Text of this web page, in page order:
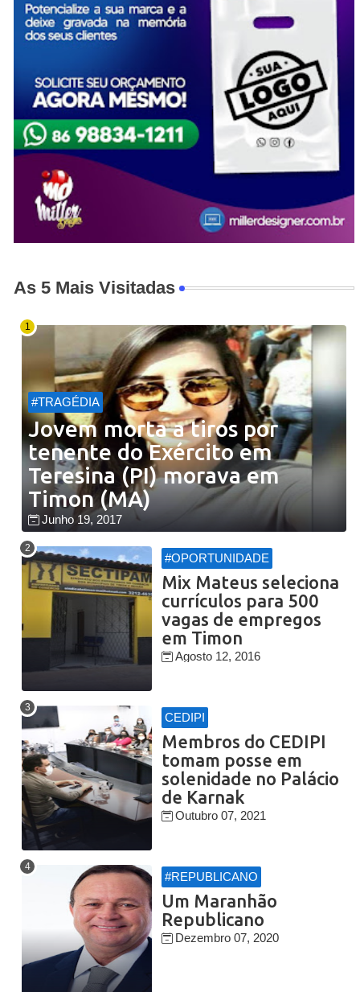
As 5 Mais Visitadas
#TRAGÉDIA
Jovem morta a tiros por
tenente do Exército em
Teresina (PI) morava em
Timon (MA)
Junho 19, 2017
#OPORTUNIDADE
Mix Mateus seleciona
currículos para 500
vagas de empregos
em Timon
Agosto 12, 2016
CEDIPI
Membros do CEDIPI
tomam posse em
solenidade no Palácio
de Karnak
Outubro 07, 2021
#REPUBLICANO
Um Maranhão
Republicano
Dezembro 07, 2020